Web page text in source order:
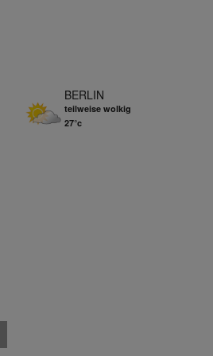
BERLIN
teilweise wolkig
27°c